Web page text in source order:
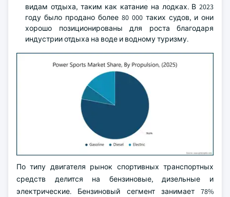
видам отдыха, таким как катание на лодках. В 2023
году было продано более 80 000 таких судов, и они
хорошо позиционированы для роста благодаря
индустрии отдыха на воде и водному туризму.
По типу двигателя рынок спортивных транспортных
средств делится на бензиновые, дизельные и
электрические. Бензиновый сегмент занимает 78%